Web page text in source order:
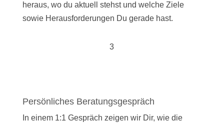
heraus, wo du aktuell stehst und welche Ziele
sowie Herausforderungen Du gerade hast.
3
Persönliches Beratungsgespräch
In einem 1:1 Gespräch zeigen wir Dir, wie die